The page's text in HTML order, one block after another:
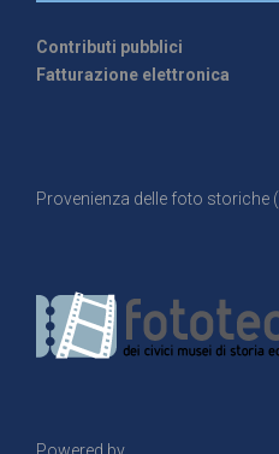
Contributi pubblici
Fatturazione elettronica
Provenienza delle foto storiche (
Powered by